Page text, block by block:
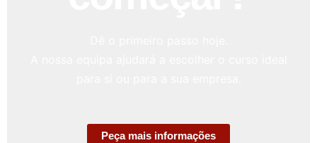
Peça mais informações